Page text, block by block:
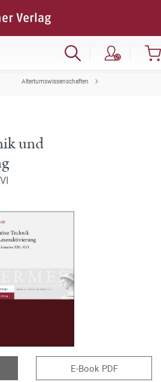
Altertumswissenschaften
und
E-Book PDF